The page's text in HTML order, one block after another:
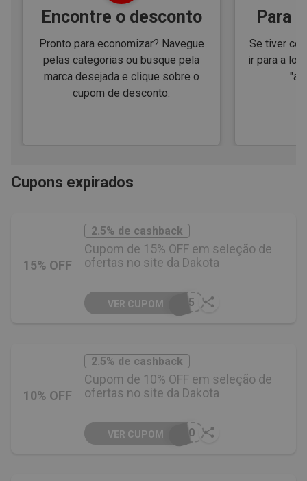
Encontre o desconto
Pronto para economizar? Navegue
pelas categorias ou busque pela
marca desejada e clique sobre o
cupom de desconto.
Para
Se tiver
ir para a
Cupons expirados
15% OFF
2.5% de cashback
Cupom de 15% OFF em seleção de
ofertas no site da Dakota
O15
VER CUPOM
10% OFF
2.5% de cashback
Cupom de 10% OFF em seleção de
ofertas no site da Dakota
O10
VER CUPOM